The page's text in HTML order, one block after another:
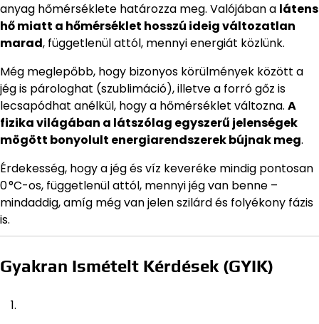
anyag hőmérséklete határozza meg. Valójában a látens
hő miatt a hőmérséklet hosszú ideig változatlan
marad, függetlenül attól, mennyi energiát közlünk.
Még meglepőbb, hogy bizonyos körülmények között a
jég is párologhat (szublimáció), illetve a forró gőz is
lecsapódhat anélkül, hogy a hőmérséklet változna. A
fizika világában a látszólag egyszerű jelenségek
mögött bonyolult energiarendszerek bújnak meg.
Érdekesség, hogy a jég és víz keveréke mindig pontosan
0 °C-os, függetlenül attól, mennyi jég van benne –
mindaddig, amíg még van jelen szilárd és folyékony fázis
is.
Gyakran Ismételt Kérdések (GYIK)